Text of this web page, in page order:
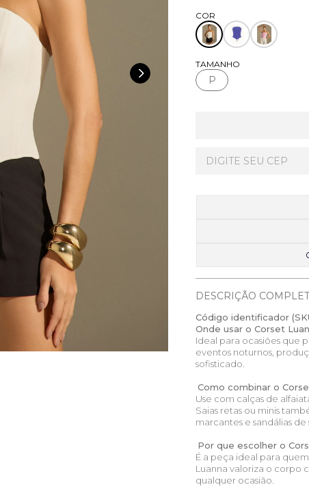
TAMANHO
P
DESCRIÇÃO
Código identificador
Onde usar o Corset
Ideal para ocasiões que
eventos noturnos,
sofisticado.
Como combinar o
Use com calças de
Saias retas ou minis
marcantes e sandálias de
Por que escolher o
É a peça ideal para
Luanna valoriza o corpo
qualquer ocasião.